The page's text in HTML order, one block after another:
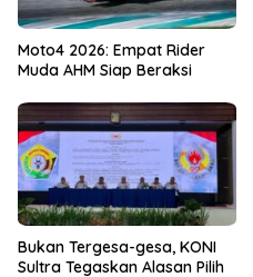
Moto4 2026: Empat Rider
Muda AHM Siap Beraksi
Bukan Tergesa-gesa, KONI
Sultra Tegaskan Alasan Pilih